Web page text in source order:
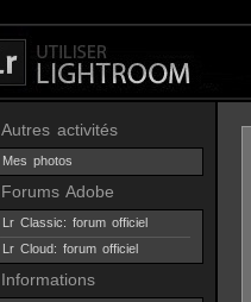
Autres activités
Mes photos
Forums Adobe
Lr Classic: forum officiel
Lr Cloud: forum officiel
Informations